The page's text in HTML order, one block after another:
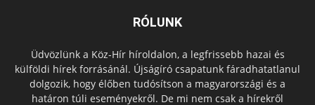
RÓLUNK
Üdvözlünk a Köz-Hír híroldalon, a legfrissebb hazai és
külföldi hírek forrásánál. Újságíró csapatunk fáradhatatlanul
dolgozik, hogy élőben tudósítson a magyarországi és a
határon túli eseményekről. De mi nem csak a hírekről